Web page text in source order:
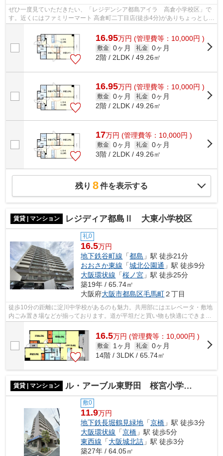
ぜひ一度見ていただきたい、「レジデンシア都島アイラ 高倉小学校区」で
す。近くにはファミリーマート 高倉町二丁目店(徒歩4分)がありちょっとした
買い物に便利です。共用部にはエレ...
16.95万円 (管理費等：10,000円 )
敷金 0ヶ月 礼金 0ヶ月
2階 / 2LDK / 49.26㎡
16.95万円 (管理費等：10,000円 )
敷金 0ヶ月 礼金 0ヶ月
2階 / 2LDK / 49.26㎡
17万円 (管理費等：10,000円 )
敷金 0ヶ月 礼金 0ヶ月
3階 / 2LDK / 49.26㎡
残り 8件を表示する
賃貸 | マンション レジディア都島Ⅱ 大東小学校区
礼0
16.5万円
地下鉄谷町線 「都島 」駅 徒歩21分
おおさか東線 「城北公園通 」駅 徒歩9分
大阪環状線 「桜ノ宮 」駅 徒歩25分
築19年 / 65.74㎡
大阪府大阪市都島区毛馬町２丁目
徒歩10分の距離に淀川中学校があるのも魅力。共用部にはエレベータ・敷地
内ごみ置き場などが揃っております。道が平坦だと買い物も快適にできます
ね。こちらはマンションタイプになり...
16.5万円 (管理費等：10,000円 )
敷金 1ヶ月 礼金 0ヶ月
14階 / 3LDK / 65.74㎡
賃貸 | マンション ル・アーブル東野田 桜宮小学校区
敷0
11.9万円
地下鉄長堀鶴見緑地 「京橋 」駅 徒歩3分
大阪環状線 「京橋 」駅 徒歩5分
東西線 「大阪城北詰 」駅 徒歩3分
築27年 / 64.05㎡